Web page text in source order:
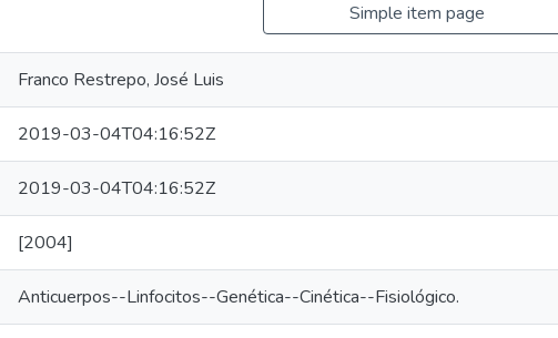
Simple item page
Franco Restrepo, José Luis
2019-03-04T04:16:52Z
2019-03-04T04:16:52Z
[2004]
Anticuerpos--Linfocitos--Genética--Cinética--Fisiológico.